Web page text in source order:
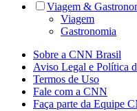
Viagem &
Viagem
Gastronomia
Sobre a CNN Brasil
Aviso Legal e Política
Termos de Uso
Fale com a CNN
Faça parte da Equipe